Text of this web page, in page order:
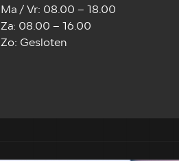
Ma / Vr: 08.00 – 18.00
Za: 08.00 – 16.00
Zo: Gesloten